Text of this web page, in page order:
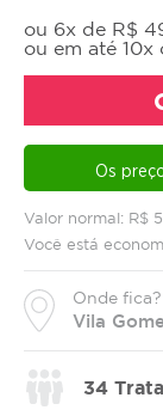
Valor normal: R$
Você está
Onde fica?
Vila
ou 6x de R$
ou em até 10x
Os
34